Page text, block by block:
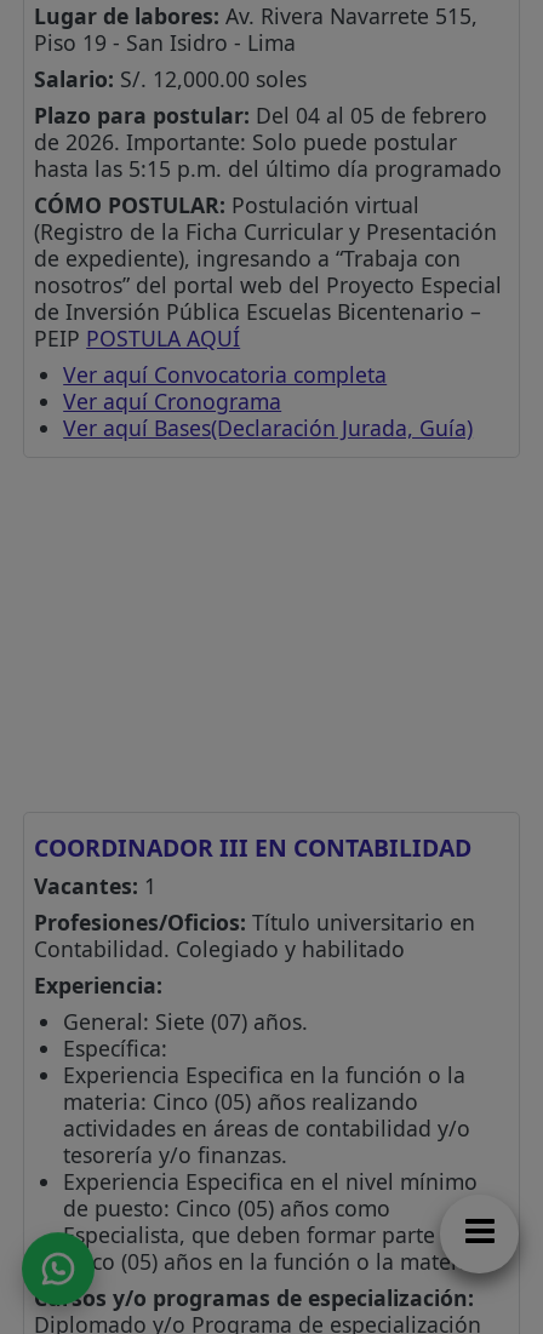
Lugar de labores: Av. Rivera Navarrete 515,
Piso 19 - San Isidro - Lima
Salario: S/. 12,000.00 soles
Plazo para postular: Del 04 al 05 de febrero
de 2026. Importante: Solo puede postular
hasta las 5:15 p.m. del último día programado
CÓMO POSTULAR: Postulación virtual
(Registro de la Ficha Curricular y Presentación
de expediente), ingresando a “Trabaja con
nosotros” del portal web del Proyecto Especial
de Inversión Pública Escuelas Bicentenario –
PEIP POSTULA AQUÍ
Ver aquí Convocatoria completa
Ver aquí Cronograma
Ver aquí Bases(Declaración Jurada, Guía)
COORDINADOR III EN CONTABILIDAD
Vacantes: 1
Profesiones/Oficios: Título universitario en
Contabilidad. Colegiado y habilitado
Experiencia:
General: Siete (07) años.
Específica:
Experiencia Especifica en la función o la
materia: Cinco (05) años realizando
actividades en áreas de contabilidad y/o
tesorería y/o finanzas.
Experiencia Especifica en el nivel mínimo
de puesto: Cinco (05) años como
Especialista, que deben formar parte de los
cinco (05) años en la función o la materia.
Cursos y/o programas de especialización:
Diplomado y/o Programa de especialización